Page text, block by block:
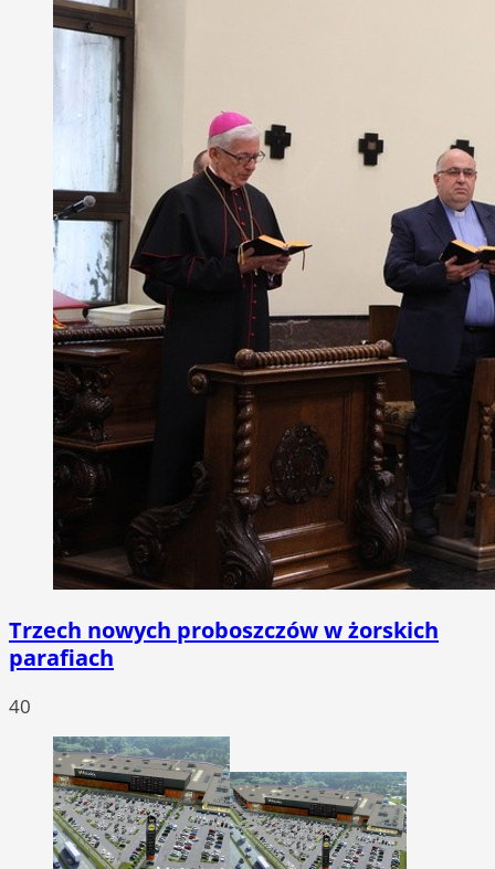
Trzech nowych proboszczów w żorskich
parafiach
40